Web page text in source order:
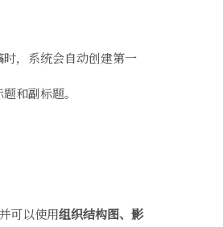
，系统会自动创建第一
和副标题。
可以使用组织结构图、影